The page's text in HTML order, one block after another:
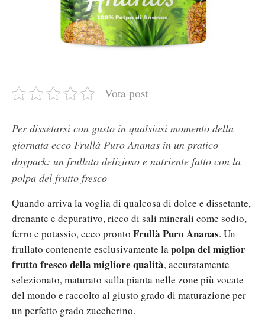
Vota post
Per dissetarsi con gusto in qualsiasi momento della
giornata ecco Frullà Puro Ananas in un pratico
doypack: un frullato delizioso e nutriente fatto con la
polpa del frutto fresco
Quando arriva la voglia di qualcosa di dolce e dissetante,
drenante e depurativo, ricco di sali minerali come sodio,
ferro e potassio, ecco pronto Frullà Puro Ananas. Un
frullato contenente esclusivamente lapolpa del miglior
frutto fresco della migliore qualità, accuratamente
selezionato, maturato sulla pianta nelle zone più vocate
del mondo e raccolto al giusto grado di maturazione per
un perfetto grado zuccherino.